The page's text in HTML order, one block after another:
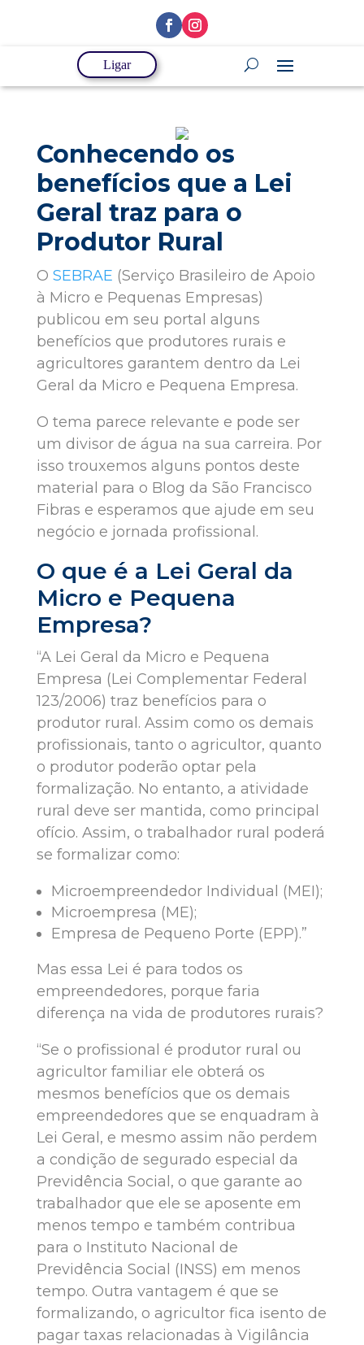
Ligar
Conhecendo os
benefícios que a Lei
Geral traz para o
Produtor Rural
O SEBRAE (Serviço Brasileiro de Apoio
à Micro e Pequenas Empresas)
publicou em seu portal alguns
benefícios que produtores rurais e
agricultores garantem dentro da Lei
Geral da Micro e Pequena Empresa.
O tema parece relevante e pode ser
um divisor de água na sua carreira. Por
isso trouxemos alguns pontos deste
material para o Blog da São Francisco
Fibras e esperamos que ajude em seu
negócio e jornada profissional.
O que é a Lei Geral da
Micro e Pequena
Empresa?
“A Lei Geral da Micro e Pequena
Empresa (Lei Complementar Federal
123/2006) traz benefícios para o
produtor rural. Assim como os demais
profissionais, tanto o agricultor, quanto
o produtor poderão optar pela
formalização. No entanto, a atividade
rural deve ser mantida, como principal
ofício. Assim, o trabalhador rural poderá
se formalizar como:
Microempreendedor Individual (MEI);
Microempresa (ME);
Empresa de Pequeno Porte (EPP).”
Mas essa Lei é para todos os
empreendedores, porque faria
diferença na vida de produtores rurais?
“Se o profissional é produtor rural ou
agricultor familiar ele obterá os
mesmos benefícios que os demais
empreendedores que se enquadram à
Lei Geral, e mesmo assim não perdem
a condição de segurado especial da
Previdência Social, o que garante ao
trabalhador que ele se aposente em
menos tempo e também contribua
para o Instituto Nacional de
Previdência Social (INSS) em menos
tempo. Outra vantagem é que se
formalizando, o agricultor fica isento de
pagar taxas relacionadas à Vigilância